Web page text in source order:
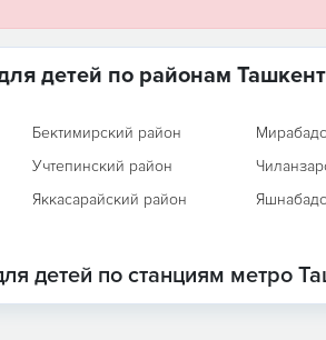
детей по районам
Бектимирский район
Учтепинский район
Яккасарайский район
детей по станциям метро